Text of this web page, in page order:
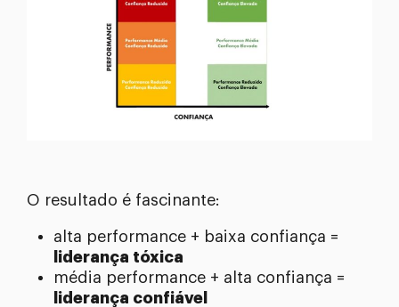
O resultado é fascinante:
alta performance + baixa confiança =
liderança tóxica
média performance + alta confiança =
liderança confiável